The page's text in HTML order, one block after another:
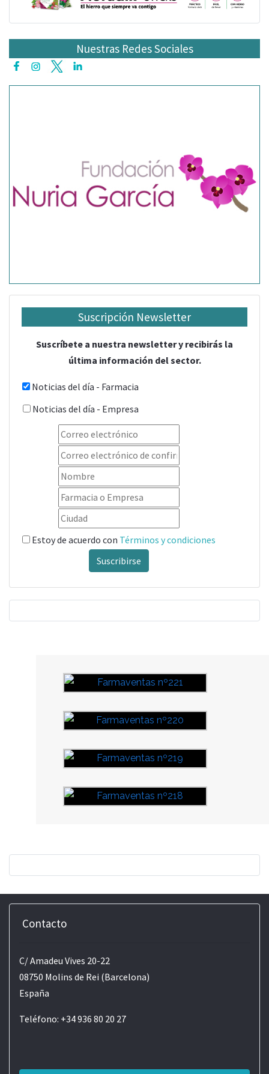
Nuestras Redes Sociales
Suscripción Newsletter
Suscríbete a nuestra newsletter y recibirás la
última información del sector.
Noticias del día - Farmacia
Noticias del día - Empresa
Estoy de acuerdo con Términos y condiciones
Suscribirse
Contacto
C/ Amadeu Vives 20-22
08750 Molins de Rei (Barcelona)
España
Teléfono: +34 936 80 20 27